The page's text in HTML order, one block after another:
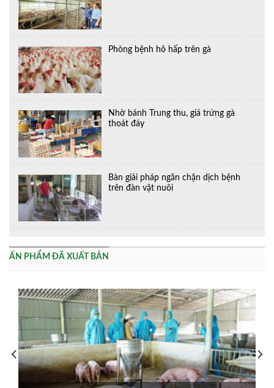
Phòng bệnh hô hấp trên gà
Nhờ bánh Trung thu, giá trứng gà
thoát đáy
Bàn giải pháp ngăn chặn dịch bệnh
trên đàn vật nuôi
ẤN PHẨM ĐÃ XUẤT BẢN